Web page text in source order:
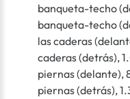
banqueta-techo
banqueta-techo
las caderas
caderas (detrás),
piernas (delante),
piernas (detrás),